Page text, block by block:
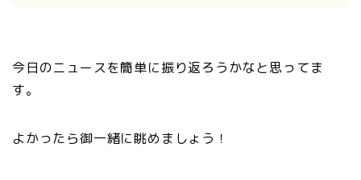
今日のニュースを簡単に振り返ろうかなと思ってま
す。
よかったら御一緒に眺めましょう！